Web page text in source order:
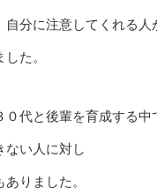
自分に注意してくれる人
た。
０代と後輩を育成する中
ない人に対し
りました。